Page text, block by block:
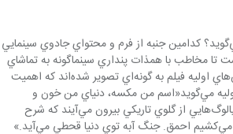
صداي مكس ديوانه در دل تاريكي، از كدامين جهان سخن مي‌گويد؟ كدامين جنبه از فرم و محتواي جادوي سينمايي
است تا مخاطب با همذات پنداري سينماگونه به تماشاي
خشونت جنگ آب بنشيند؟ به جرأت مي‌توان گفت كه سكانس‌هاي اوليه فيلم به گونه‌اي تصوير شده‌اند كه اهميت
حادثه پيش رو را بر ديدگان تماشاگر مي‌گشايند. در سكانس اوليه مي‌گويد«اسم من مكسه، دنياي من خون و
آتشه»در همين سكانس‌هاي آغازين از زبان افرادي ناشناس ديالوگ‌هايي از گلوي تاريكي بيرون مي‌آيند كه شرح
دنياي ديوانه مكس هستند. «به خاطر نفت و گازوييله كه آدم مي‌كشيم احمق. جنگ آبه توي دنيا قحطي مي‌آيد.»